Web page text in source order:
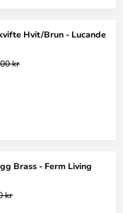
Hvit/Brun - Lucande
kr
Brass - Ferm Living
kr